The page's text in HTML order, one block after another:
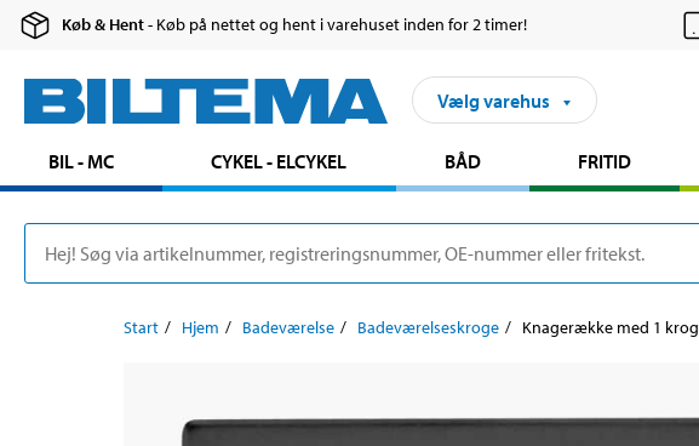
Køb & Hent- Køb på nettet og hent i varehuset inden for 2 timer!
Vælg varehus
BIL - MC CYKEL - ELCYKEL BÅD FRITID
Start Hjem Badeværelse Badeværelseskroge Knagerække med 1 krog